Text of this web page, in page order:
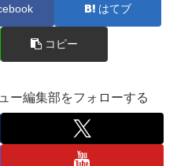
はてブ
コピー
ー編集部をフォローする